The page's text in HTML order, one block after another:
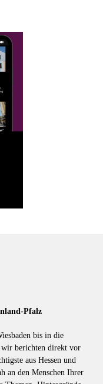
Pfalz
bis in die
wir berichten direkt vor
aus Hessen und
an den Menschen Ihrer